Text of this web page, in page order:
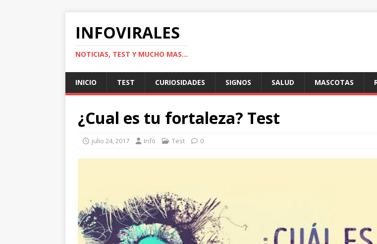
INFOVIRALES
NOTICIAS, TEST Y MUCHO MAS...
INICIO TEST CURIOSIDADES SIGNOS SALUD MASCOTAS
¿Cual es tu fortaleza? Test
julio 24, 2017 Info Test 0